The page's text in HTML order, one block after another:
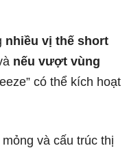
nhiều vị thế short
nếu vượt vùng
có thể kích hoạt
và cấu trúc thị